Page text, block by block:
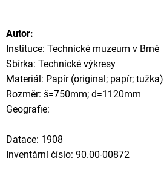
Autor:
Instituce: Technické muzeum v Brně
Sbírka: Technické výkresy
Materiál: Papír (original; papír; tužka)
Rozměr: š=750mm; d=1120mm
Geografie:
Datace: 1908
Inventární číslo: 90.00-00872